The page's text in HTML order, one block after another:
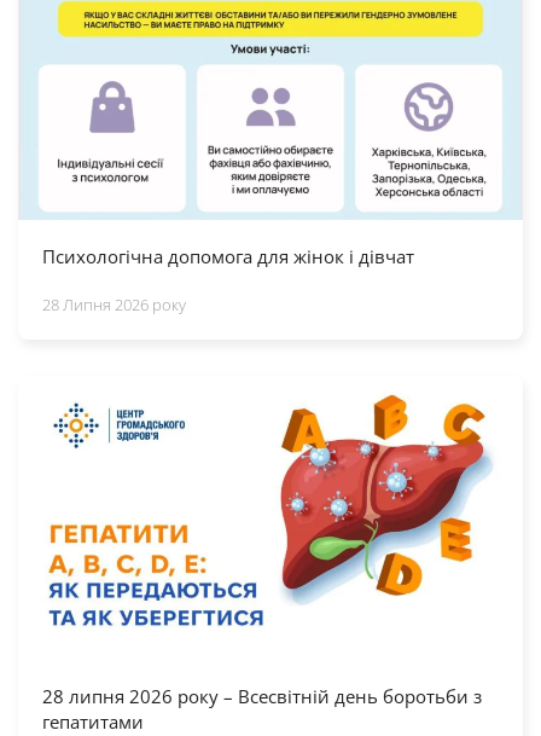
Психологічна допомога для жінок і дівчат
28 Липня 2026 року
28 липня 2026 року – Всесвітній день боротьби з
гепатитами